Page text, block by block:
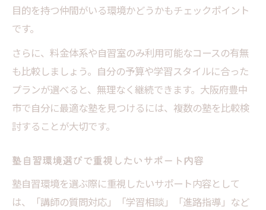
目的を持つ仲間がいる環境かどうかもチェックポイント
です。
さらに、料金体系や自習室のみ利用可能なコースの有無
も比較しましょう。自分の予算や学習スタイルに合った
プランが選べると、無理なく継続できます。大阪府豊中
市で自分に最適な塾を見つけるには、複数の塾を比較検
討することが大切です。
塾自習環境選びで重視したいサポート内容
塾自習環境を選ぶ際に重視したいサポート内容として
は、「講師の質問対応」「学習相談」「進路指導」など